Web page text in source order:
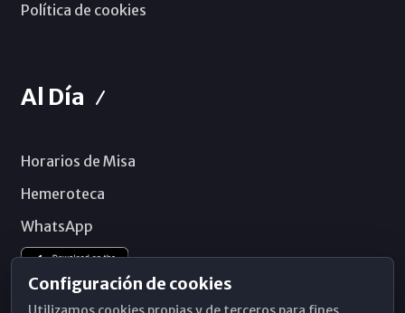
Política de cookies
Al Día
Horarios de Misa
Hemeroteca
WhatsApp
Configuración de cookies